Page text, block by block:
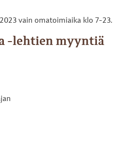
vain omatoimiaika klo 7-23.
-lehtien myyntiä